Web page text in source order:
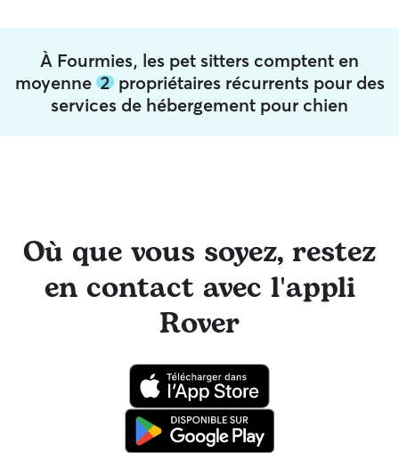
À Fourmies, les pet sitters comptent en
moyenne 2propriétaires récurrents pour des
services de hébergement pour chien
Où que vous soyez, restez
en contact avec l'appli
Rover